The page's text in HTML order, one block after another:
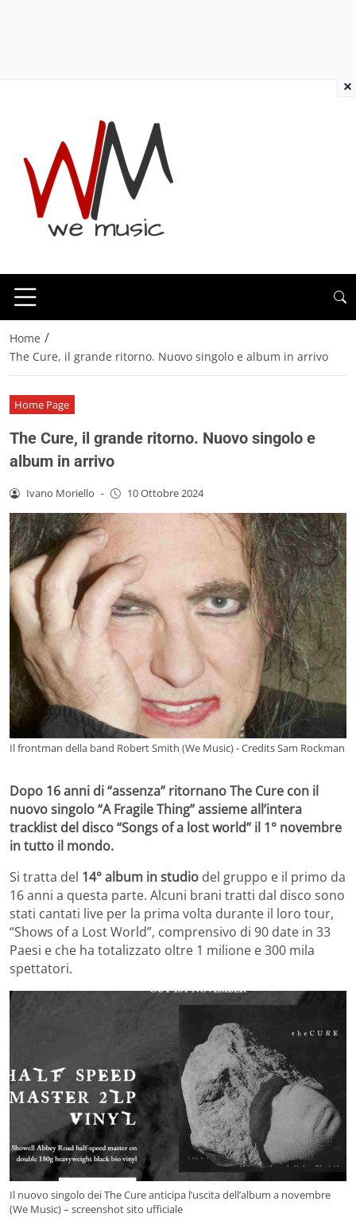
Home /
The Cure, il grande ritorno. Nuovo singolo e album in arrivo
Home Page
The Cure, il grande ritorno. Nuovo singolo e
album in arrivo
Ivano Moriello - 10 Ottobre 2024
Il frontman della band Robert Smith (We Music) - Credits Sam Rockman
Dopo 16 anni di “assenza” ritornano The Cure con il
nuovo singolo “A Fragile Thing” assieme all’intera
tracklist del disco “Songs of a lost world” il 1° novembre
in tutto il mondo.
Si tratta del 14° album in studio del gruppo e il primo da
16 anni a questa parte. Alcuni brani tratti dal disco sono
stati cantati live per la prima volta durante il loro tour,
“Shows of a Lost World”, comprensivo di 90 date in 33
Paesi e che ha totalizzato oltre 1 milione e 300 mila
spettatori.
Il nuovo singolo dei The Cure anticipa l’uscita dell’album a novembre
(We Music) – screenshot sito ufficiale
×